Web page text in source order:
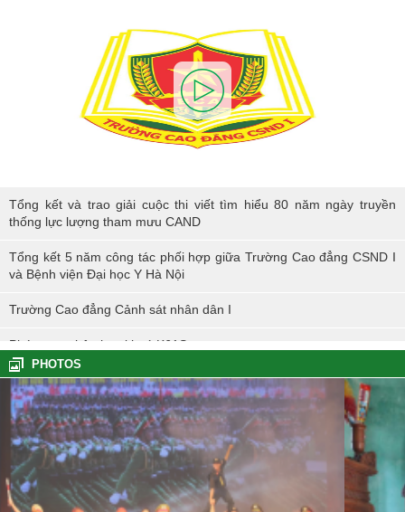
lực lượng tham mưu CAND
Tổng kết và trao giải cuộc thi viết tìm hiểu 80 năm ngày truyền
thống lực lượng tham mưu CAND
Tổng kết 5 năm công tác phối hợp giữa Trường Cao đẳng CSND I
và Bệnh viện Đại học Y Hà Nội
Trường Cao đẳng Cảnh sát nhân dân I
Phóng sự nhập học khoá K61S
Tổng kết hoạt động thực tế đợt I - K60S
Các sự kiện tiêu biểu của Tuổi trẻ Nhà trường năm học 2023-2024
TÔI LÀM CÔNG AN XÃ
Hoạt động thực tế chính trị của cán bộ, học viên tại Hoà Bình
PHOTOS